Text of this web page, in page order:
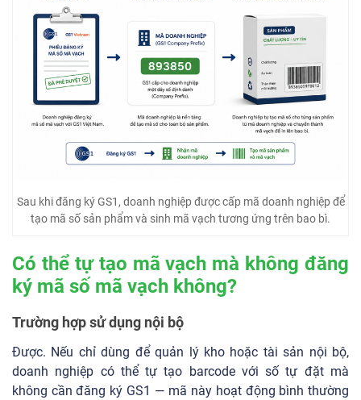
Sau khi đăng ký GS1, doanh nghiệp được cấp mã doanh nghiệp để
tạo mã số sản phẩm và sinh mã vạch tương ứng trên bao bì.
Có thể tự tạo mã vạch mà không đăng
ký mã số mã vạch không?
Trường hợp sử dụng nội bộ
Được. Nếu chỉ dùng để quản lý kho hoặc tài sản nội bộ,
doanh nghiệp có thể tự tạo barcode với số tự đặt mà
không cần đăng ký GS1 — mã này hoạt động bình thường